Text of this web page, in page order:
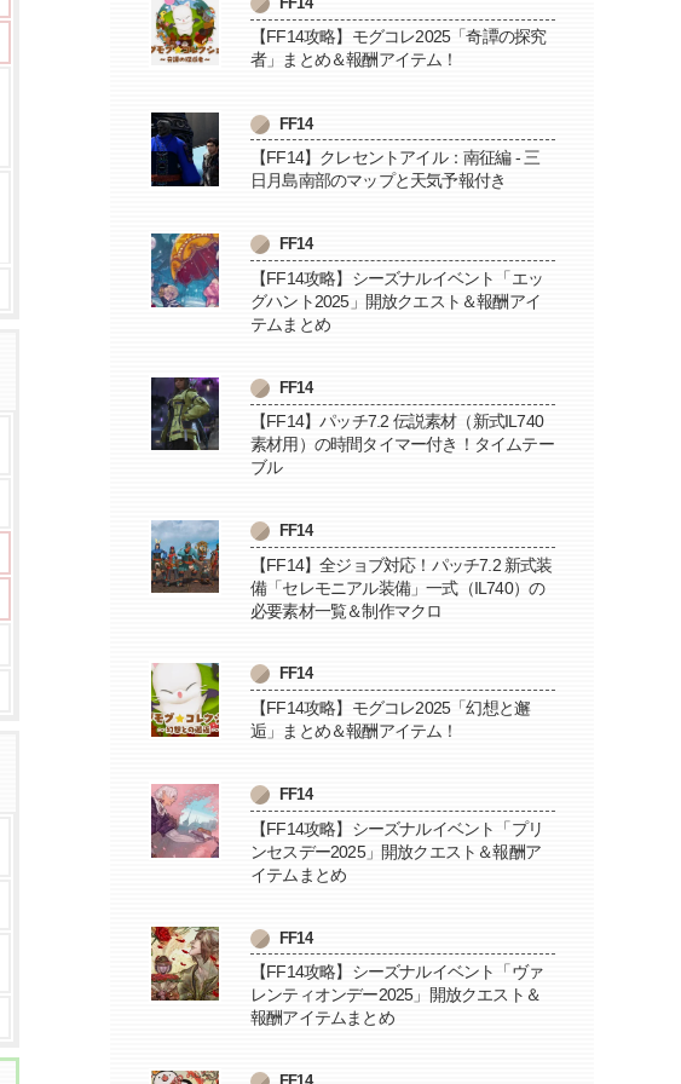
【FF14攻略】モグコレ2025「奇譚の探究
者」まとめ＆報酬アイテム！
FF14
【FF14】クレセントアイル：南征編 - 三
日月島南部のマップと天気予報付き
FF14
【FF14攻略】シーズナルイベント「エッ
グハント2025」開放クエスト＆報酬アイ
テムまとめ
FF14
【FF14】パッチ7.2 伝説素材（新式IL740
素材用）の時間タイマー付き！タイムテー
ブル
FF14
【FF14】全ジョブ対応！パッチ7.2 新式装
備「セレモニアル装備」一式（IL740）の
必要素材一覧＆制作マクロ
FF14
【FF14攻略】モグコレ2025「幻想と邂
逅」まとめ＆報酬アイテム！
FF14
【FF14攻略】シーズナルイベント「プリ
ンセスデー2025」開放クエスト＆報酬ア
イテムまとめ
FF14
【FF14攻略】シーズナルイベント「ヴァ
レンティオンデー2025」開放クエスト＆
報酬アイテムまとめ